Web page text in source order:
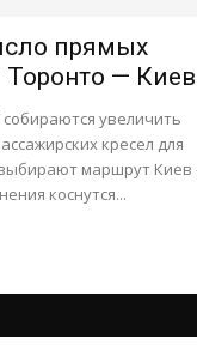
прямых
— Киев
увеличить
кресел для
маршрут
коснутся...